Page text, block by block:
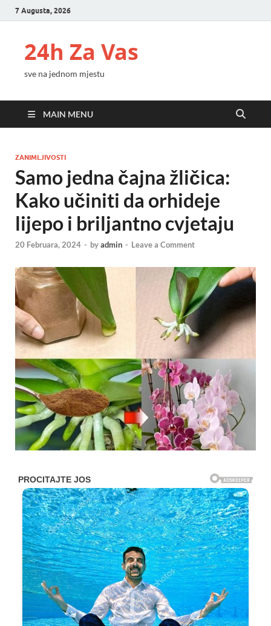
7 Augusta, 2026
24h Za Vas
sve na jednom mjestu
MAIN MENU
ZANIMLJIVOSTI
Samo jedna čajna žličica:
Kako učiniti da orhideje
lijepo i briljantno cvjetaju
20 Februara, 2024 - byadmin - Leave a Comment